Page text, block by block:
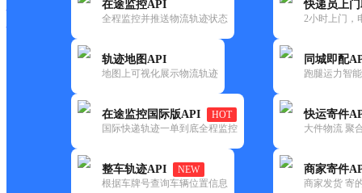
在途监控API
全程监控并推送物流轨迹状态
轨迹地图API
地图上可视化展示物流轨迹
在途监控国际版API
HOT
国际快递轨迹一单到底全程监控
整车轨迹API
NEW
根据车牌号查询车辆位置信息
快递员上
2小时上门，
同城即配
跑腿运力智
快运寄件
大件物流 聚
商家寄件
商家发货 寄
德邦
武平县下坝乡合作点ID15730
更新时间：2022-07-12 00:00:00